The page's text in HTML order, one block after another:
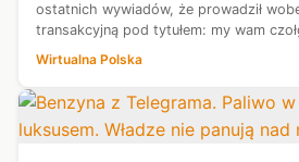
ostatnich wywiadów, że prowadził
transakcyjną pod tytułem: my wam
krew". Do wypowiedzi tej odniosła się
Wirtualna Polska